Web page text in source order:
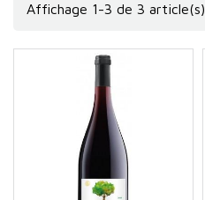
Affichage 1-3 de 3 article(s)